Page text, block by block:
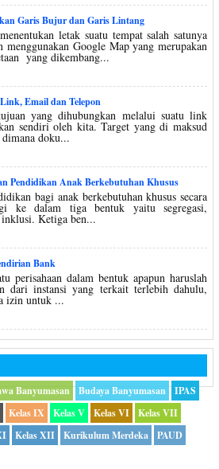
Garis Bujur dan Garis Lintang
letak suatu tempat salah satunya
menggunakan Google Map yang merupakan
yang dikembang...
Email dan Telepon
yang dihubungkan melalui suatu link
sendiri oleh kita. Target yang di maksud
doku...
Pendidikan Anak Berkebutuhan Khusus
bagi anak berkebutuhan khusus secara
ke dalam tiga bentuk yaitu segregasi,
inklusi. Ketiga ben...
Bank
perisahaan dalam bentuk apapun haruslah
dari instansi yang terkait terlebih dahulu,
izin untuk ...
Banyumasan Budaya Banyumasan
IPAS
Kelas IX Kelas V Kelas VI
Kelas VII
Kelas XII Kurikulum Merdeka
PAUD